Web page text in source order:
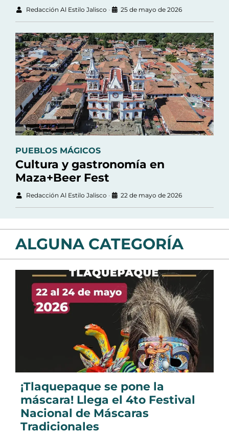
Redacción Al Estilo Jalisco • 25 de mayo de 2026
PUEBLOS MÁGICOS
Cultura y gastronomía en
Maza+Beer Fest
Redacción Al Estilo Jalisco • 22 de mayo de 2026
ALGUNA CATEGORÍA
¡Tlaquepaque se pone la
máscara! Llega el 4to Festival
Nacional de Máscaras
Tradicionales